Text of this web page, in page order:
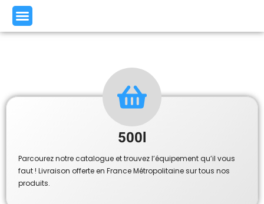
500l
Parcourez notre catalogue et trouvez l’équipement qu’il vous
faut ! Livraison offerte en France Métropolitaine sur tous nos
produits.